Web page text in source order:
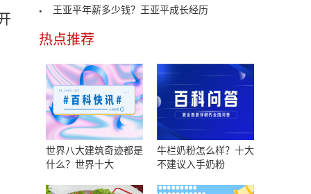
王亚平年薪多少钱？王亚平成长经历
热点推荐
世界八大建筑奇迹都是
什么？世界十大
牛栏奶粉怎么样？十大
不建议入手奶粉